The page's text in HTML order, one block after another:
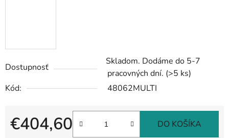
Dostupnosť
Skladom. Dodáme do 5-7
pracovných dní. (>5 ks)
Kód:
48062MULTI
€404,60 DO KOŠÍKA